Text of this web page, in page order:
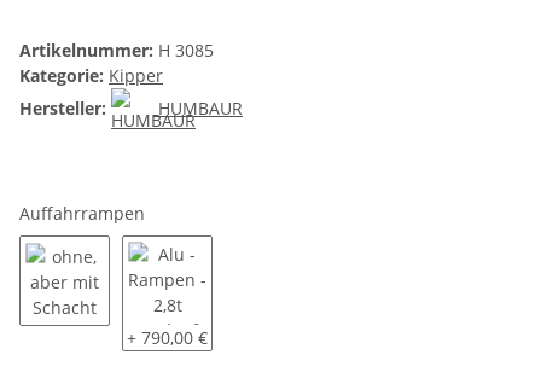
Artikelnummer: H 3085
Kategorie: Kipper
Hersteller:
HUMBAUR
Auffahrrampen
ohne, aber mit Schacht
Alu - Rampen - 2,8t Tragkraft / Paar
+ 790,00 €